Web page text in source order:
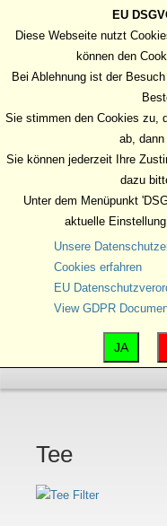
Tee
EU
Diese Webseite nutzt
können den
Bei Ablehnung ist der
Sie stimmen den Cookies zu,
ab,
Sie können jederzeit Ihre
dazu
Unter dem Menüpunkt
aktuelle
Unsere
Cookies erfahren
EU
View GDPR
JA